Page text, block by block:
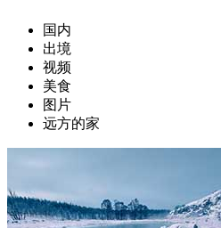
国内
出境
视频
美食
图片
远方的家